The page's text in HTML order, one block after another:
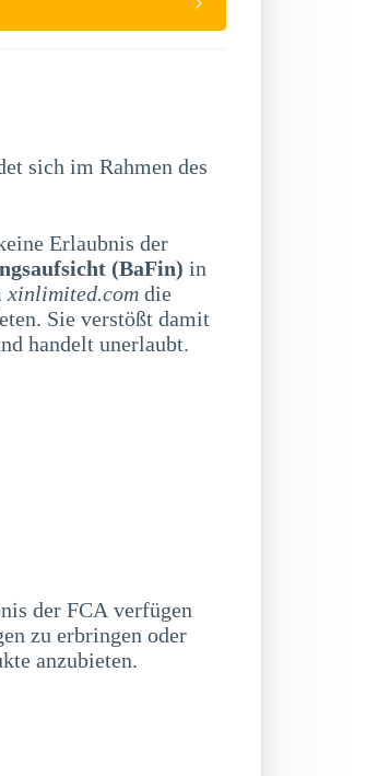
sich im Rahmen des
Erlaubnis der
(BaFin) in
xinlimited.com die
Sie verstößt damit
handelt unerlaubt.
der FCA verfügen
zu erbringen oder
anzubieten.